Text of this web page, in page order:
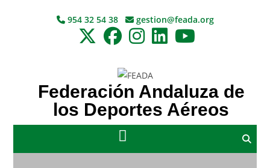
954 32 54 38 gestion@feada.org
Federación Andaluza de
los Deportes Aéreos